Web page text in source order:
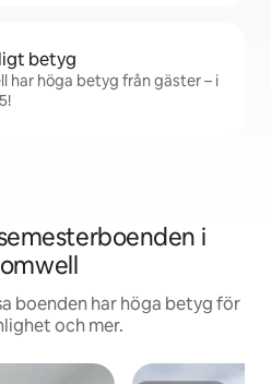
betyg
har höga betyg från gäster – i
i
boenden har höga betyg för
och mer.